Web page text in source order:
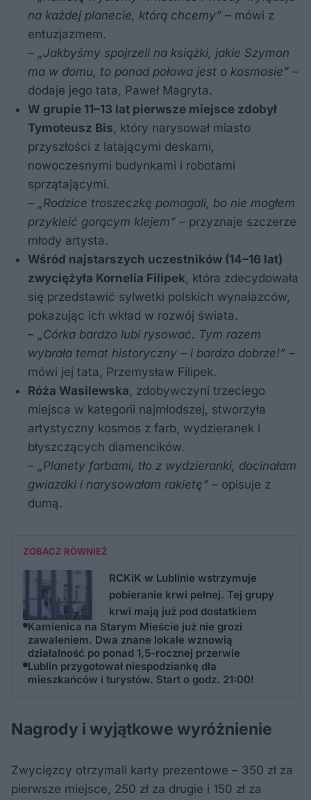
na każdej planecie, którą chcemy” – mówi z
entuzjazmem.
– „Jakbyśmy spojrzeli na książki, jakie Szymon
ma w domu, to ponad połowa jest o kosmosie” –
dodaje jego tata, Paweł Magryta.
W grupie 11–13 lat pierwsze miejsce zdobył
Tymoteusz Bis, który narysował miasto
przyszłości z latającymi deskami,
nowoczesnymi budynkami i robotami
sprzątającymi.
– „Rodzice troszeczkę pomagali, bo nie mogłem
przykleić gorącym klejem” – przyznaje szczerze
młody artysta.
Wśród najstarszych uczestników (14–16 lat)
zwyciężyła Kornelia Filipek, która zdecydowała
się przedstawić sylwetki polskich wynalazców,
pokazując ich wkład w rozwój świata.
– „Córka bardzo lubi rysować. Tym razem
wybrała temat historyczny – i bardzo dobrze!” –
mówi jej tata, Przemysław Filipek.
Róża Wasilewska, zdobywczyni trzeciego
miejsca w kategorii najmłodszej, stworzyła
artystyczny kosmos z farb, wydzieranek i
błyszczących diamencików.
– „Planety farbami, tło z wydzieranki, docinałam
gwiazdki i narysowałam rakietę” – opisuje z
dumą.
ZOBACZ RÓWNIEŻ
RCKiK w Lublinie wstrzymuje
pobieranie krwi pełnej. Tej grupy
krwi mają już pod dostatkiem
Kamienica na Starym Mieście już nie grozi
zawaleniem. Dwa znane lokale wznowią
działalność po ponad 1,5-rocznej przerwie
Lublin przygotował niespodziankę dla
mieszkańców i turystów. Start o godz. 21:00!
Nagrody i wyjątkowe wyróżnienie
Zwycięzcy otrzymali karty prezentowe – 350 zł za
pierwsze miejsce, 250 zł za drugie i 150 zł za